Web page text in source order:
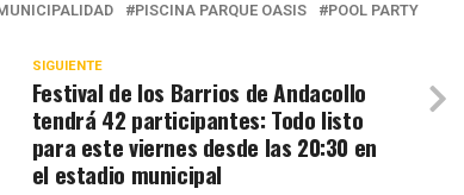
PISCINA PARQUE OASIS POOL PARTY
SIGUIENTE
Festival de los Barrios de Andacollo
tendrá 42 participantes: Todo listo
para este viernes desde las 20:30 en
el estadio municipal